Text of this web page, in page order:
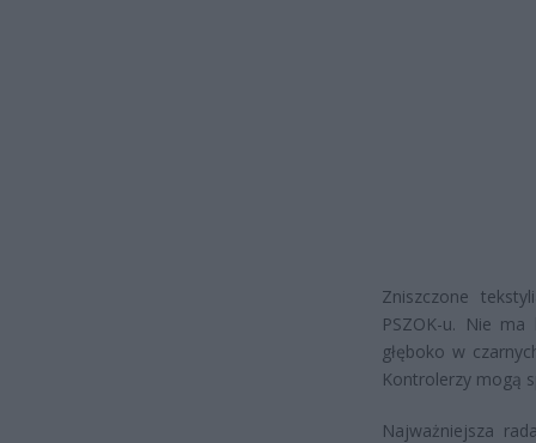
Zniszczone
PSZOK-u. Nie
głęboko w
Kontrolerzy mogą
Najważniejsza